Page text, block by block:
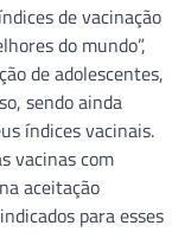
de vacinação
do mundo”,
de adolescentes,
sendo ainda
índices vacinais.
vacinas com
aceitação
para esses